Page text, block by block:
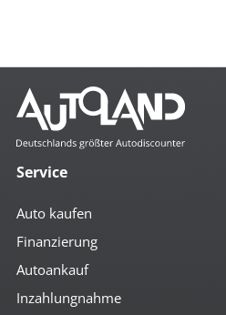
Service
Auto kaufen
Finanzierung
Autoankauf
Inzahlungnahme